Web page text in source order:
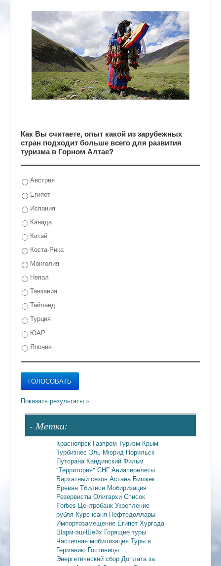
Как Вы считаете, опыт какой из зарубежных
стран подходит больше всего для развития
туризма в Горном Алтае?
Австрия
Египет
Испания
Канада
Китай
Коста-Рика
Монголия
Непал
Танзания
Тайланд
Турция
ЮАР
Япония
- Метки:
Красноярск Газпром Туризм Крым
Турбизнес Эль Мюрид Норильск
Путорана Кандинский Фильм
"Территория" СНГ Авиаперелеты
Бархатный сезон Астана Бишкек
Ереван Тбилиси Мобиризация
Резервисты Олигархи Список
Forbes Центробанк Укрепление
рубля Курс юаня Нефтедоллары
Импортозамещение Египет Хургада
Шарм-эш-Шейх Горящие туры
Частичная мобилизация Туры в
Германию Гостиницы
Энергетический сбор Доплата за